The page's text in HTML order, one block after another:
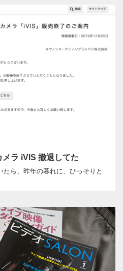
ラ iVIS 撤退してた
ら、昨年の暮れに、ひっそりと